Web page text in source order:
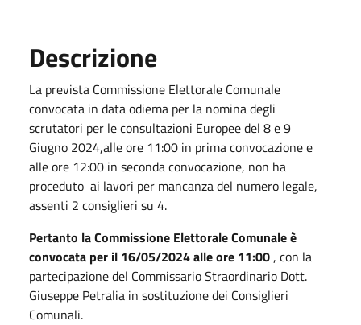
Descrizione
La prevista Commissione Elettorale Comunale
convocata in data odiema per la nomina degli
scrutatori per le consultazioni Europee del 8 e 9
Giugno 2024,alle ore 11:00 in prima convocazione e
alle ore 12:00 in seconda convocazione, non ha
proceduto ai lavori per mancanza del numero legale,
assenti 2 consiglieri su 4.
Pertanto la Commissione Elettorale Comunale è
convocata per il 16/05/2024 alle ore 11:00 , con la
partecipazione del Commissario Straordinario Dott.
Giuseppe Petralia in sostituzione dei Consiglieri
Comunali.